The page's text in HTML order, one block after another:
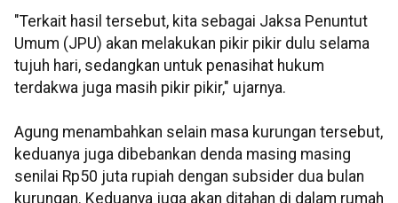
"Terkait hasil tersebut, kita sebagai Jaksa Penuntut
Umum (JPU) akan melakukan pikir pikir dulu selama
tujuh hari, sedangkan untuk penasihat hukum
terdakwa juga masih pikir pikir," ujarnya.
Agung menambahkan selain masa kurungan tersebut,
keduanya juga dibebankan denda masing masing
senilai Rp50 juta rupiah dengan subsider dua bulan
kurungan. Keduanya juga akan ditahan di dalam rumah